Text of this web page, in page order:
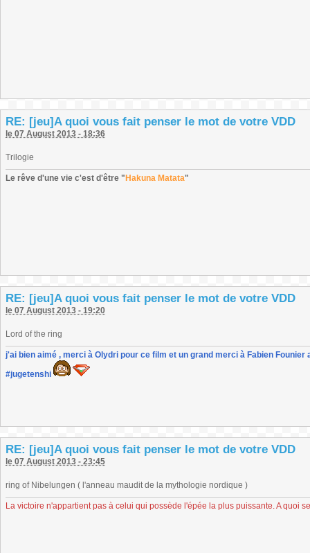
RE: [jeu]A quoi vous fait penser le mot de votre VDD
le 07 August 2013 - 18:36
Trilogie
Le rêve d'une vie c'est d'être " Hakuna Matata"
RE: [jeu]A quoi vous fait penser le mot de votre VDD
le 07 August 2013 - 19:20
Lord of the ring
j'ai bien aimé , merci à Olydri pour ce film et un grand merci à Fabien
#jugetenshi
RE: [jeu]A quoi vous fait penser le mot de votre VDD
le 07 August 2013 - 23:45
ring of Nibelungen ( l'anneau maudit de la mythologie nordique )
La victoire n'appartient pas à celui qui possède l'épée la plus puissante. A quoi